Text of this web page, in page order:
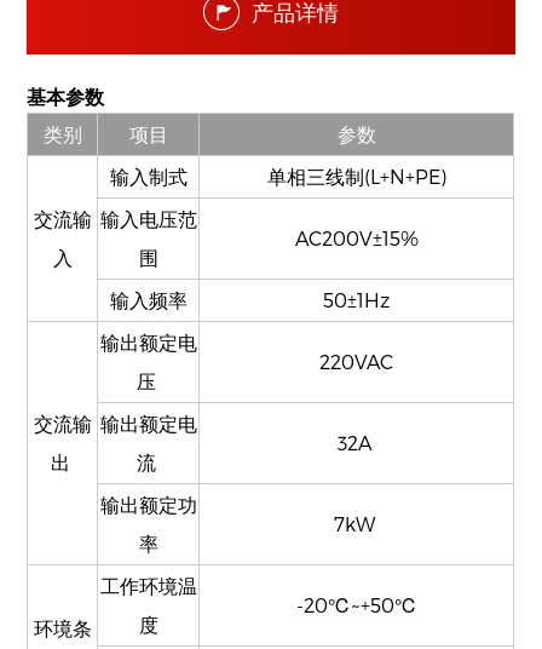
产品详情
基本参数
类别
项目 参数
交流输
入
输入制式
单相三线制(L+N+PE)
输入电压范
围
AC200V±15%
输入频率 50±1Hz
交流输
出
输出额定电
压
220VAC
输出额定电
流
32A
输出额定功
率
7kW
环境条
工作环境温
度
-20℃~+50℃​